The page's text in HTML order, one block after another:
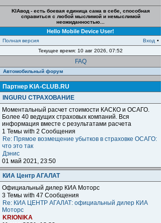
KIAвод - есть боевая единица сама в себе, способная
справиться с любой мыслимой и немыслимой
неожиданностью...
Hello Mobile Device User!
Полная версия Вход •
Текущее время: 10 авг 2026, 07:52
FAQ
Автомобильный форум
Партнер KIA-CLUB.RU
INGURU СТРАХОВАНИЕ
Моментальный расчет стоимости КАСКО и ОСАГО.
Более 40 ведущих страховых компаний. Вся
информация вместе с результатами расчета
1 Темы with 2 Сообщения
Re: Прямое возмещение убытков в страховке ОСАГО:
что это так
Дэнис
01 май 2021, 23:50
КИА Центр АГАЛАТ
Официальный дилер КИА Моторс
3 Темы with 47 Сообщения
Re: КИА ЦЕНТР АГАЛАТ: официальный дилер КИА
Моторс
KRIONIKA